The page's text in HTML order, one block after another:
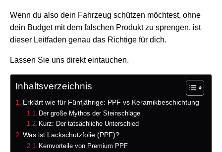
Wenn du also dein Fahrzeug schützen möchtest, ohne
dein Budget mit dem falschen Produkt zu sprengen, ist
dieser Leitfaden genau das Richtige für dich.
Lassen Sie uns direkt eintauchen.
Inhaltsverzeichnis
Erklärt wie für Fünfjährige: PPF vs Keramikbeschichtung
Der große Mythos der Steinschläge
Kurz: Der tatsächliche Unterschied
Was ist Lackschutzfolie (PPF)?
Kernvorteile von Premium PPF